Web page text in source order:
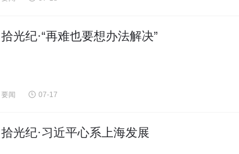
拾光纪·“再难也要想办法解决”
要闻 07-17
拾光纪·习近平心系上海发展